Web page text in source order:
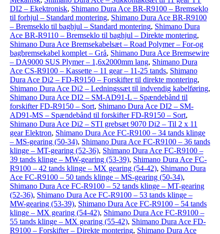
DI2 – Ekektronisk, Shimano Dura Ace BR-R9100 – Bremseklo
til forhjul – Standard montering, Shimano Dura Ace BR-R9100
– Bremseklo til baghjul – Standard montering, Shimano Dura
Ace BR-R9110 – Bremseklo til baghjul – Direkte montering,
Shimano Dura Ace Bremsekabelsæt – Road Polymer – For-og
bagbremsekabel komplet – Grå, Shimano Dura Ace Bremsewire
– DA9000 SUS Plymer – 1,6x2000mm lang, Shimano Dura
Ace CS-R9100 – Kassette – 11 gear – 11-25 tands, Shimano
Dura Ace Di2 – FD-R9150 – Forskifter til direkte montering,
Shimano Dura Ace Di2 – Ledningssæt til indvendig kabelføring,
Shimano Dura Ace DI2 – SM-AD91-L – Spændebånd til
forskifter FD-R9150 – Sort, Shimano Dura Ace DI2 – SM-
AD91-MS – Spændebånd til forskifter FD-R9150 – Sort,
Shimano Dura Ace Di2 – STI grebsæt 9070 Di2 – Til 2 x 11
gear Elektron, Shimano Dura Ace FC-R9100 – 34 tands klinge
– MS-gearing (50-34), Shimano Dura Ace FC-R9100 – 36 tands
klinge – MT-gearing (52-36), Shimano Dura Ace FC-R9100 –
39 tands klinge – MW-gearing (53-39), Shimano Dura Ace FC-
R9100 – 42 tands klinge – MX gearing (54-42), Shimano Dura
Ace FC-R9100 – 50 tands klinge – MS-gearing (50-34),
Shimano Dura Ace FC-R9100 – 52 tands klinge – MT-gearing
(52-36), Shimano Dura Ace FC-R9100 – 53 tands klinge –
MW-gearing (53-39), Shimano Dura Ace FC-R9100 – 54 tands
klinge – MX gearing (54-42), Shimano Dura Ace FC-R9100 –
55 tands klinge – MX gearing (55-42), Shimano Dura Ace FD-
R9100 – Forskifter – Direkte montering, Shimano Dura Ace